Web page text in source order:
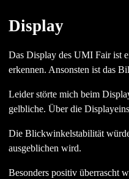
Display
Das Display des UMI Fair ist
erkennen. Ansonsten ist das
Leider störte mich beim
gelbliche. Über die
Die Blickwinkelstabilität
ausgeblichen wird.
Besonders positiv überrascht